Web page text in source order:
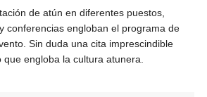
de atún en diferentes puestos,
conferencias engloban el programa de
Sin duda una cita imprescindible
engloba la cultura atunera.